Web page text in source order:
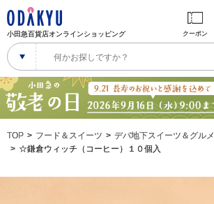
小田急百貨店オンラインショッピング クーポン
TOP フード＆スイーツ デパ地下スイーツ＆グルメ
☆鎌倉ウィッチ（コーヒー）１０個入